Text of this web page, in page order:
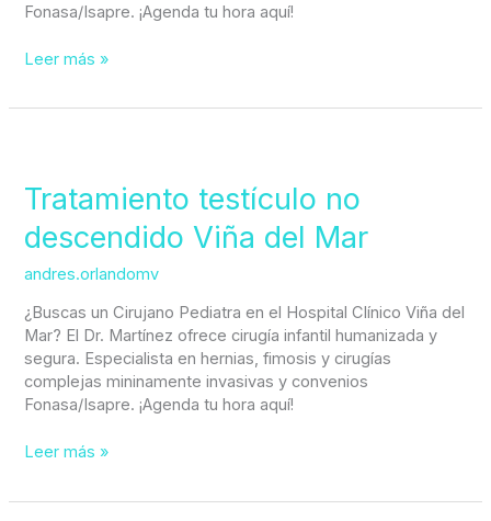
Fonasa/Isapre. ¡Agenda tu hora aquí!
Leer más »
Tratamiento testículo no
descendido Viña del Mar
andres.orlandomv
¿Buscas un Cirujano Pediatra en el Hospital Clínico Viña del
Mar? El Dr. Martínez ofrece cirugía infantil humanizada y
segura. Especialista en hernias, fimosis y cirugías
complejas mininamente invasivas y convenios
Fonasa/Isapre. ¡Agenda tu hora aquí!
no
descendido
Viña
Mar
Leer más »